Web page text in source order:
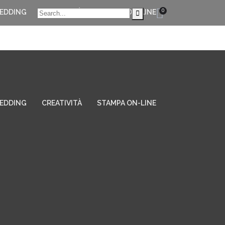
0
CREATIVITÀ STAMPA ON-LINE
CREATIVITÀ STAMPA ON-LINE